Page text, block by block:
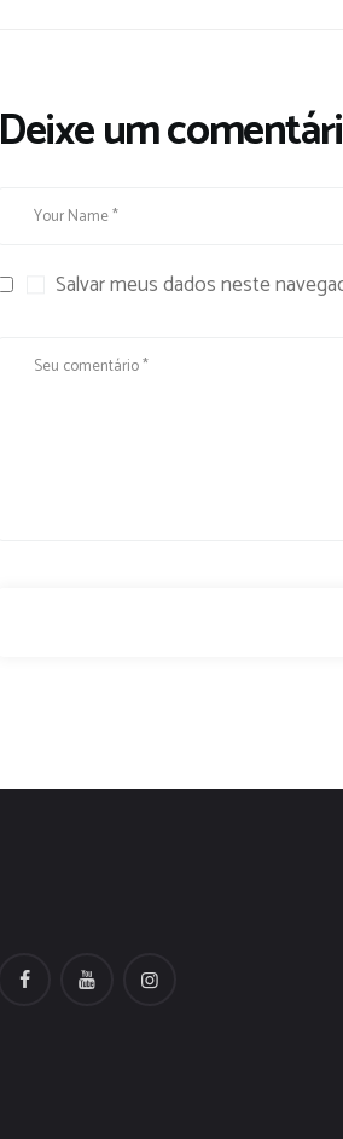
Deixe um
Salvar meus dados neste